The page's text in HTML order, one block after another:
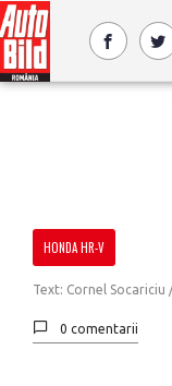
HONDA HR-V
Text: Cornel
0 comentarii